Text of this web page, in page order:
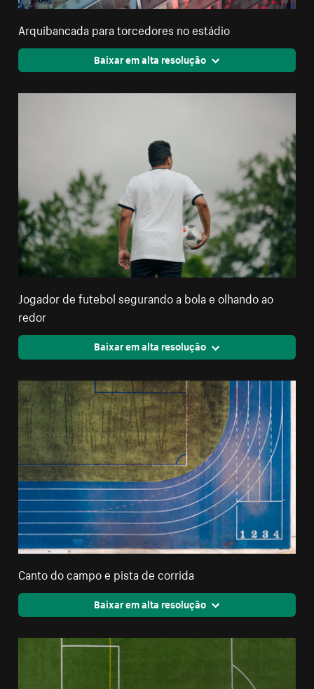
Arquibancada para torcedores no estádio
Baixar em alta resolução
Jogador de futebol segurando a bola e olhando ao
redor
Baixar em alta resolução
Canto do campo e pista de corrida
Baixar em alta resolução